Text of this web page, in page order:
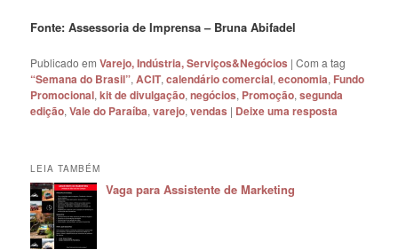
Fonte: Assessoria de Imprensa – Bruna Abifadel
Publicado em Varejo, Indústria, Serviços&Negócios |Com a tag
“Semana do Brasil”,ACIT,calendário comercial,economia, Fundo
Promocional,kit de divulgação,negócios, Promoção,segunda
edição,Vale do Paraíba,varejo,vendas | Deixe uma resposta
LEIA TAMBÉM
Vaga para Assistente de Marketing